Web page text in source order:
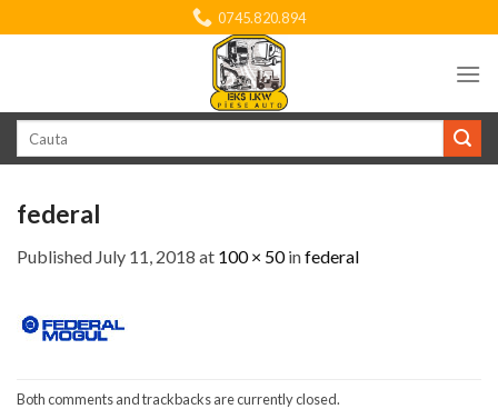
to
0745.820.894
federal
Published July 11, 2018 at 100 × 50infederal
Both comments and trackbacks are currently closed.